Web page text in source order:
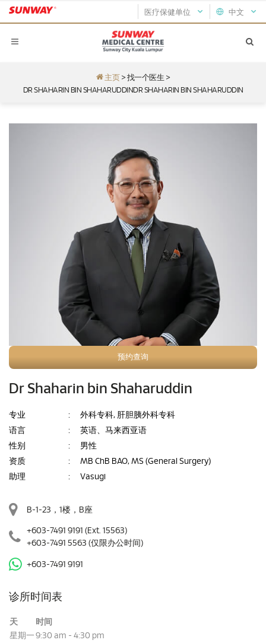
中文
医疗保健单位
主页 > 找一个医生 >
DR SHAHARIN BIN SHAHARUDDINDR SHAHARIN BIN SHAHARUDDIN
预约查询
Dr Shaharin bin Shaharuddin
专业 :
外科专科, 肝胆胰外科专科
语言
:
英语、马来西亚语
性别
:
男性
资质
:
MB ChB BAO, MS (General Surgery)
助理
: Vasugi
B-1-23，1楼，B座
+603-7491 9191 (Ext. 15563)
+603-7491 5563 (仅限办公时间)
+603-7491 9191
诊所时间表
天
时间
星期一 9:30 am - 4:30 pm